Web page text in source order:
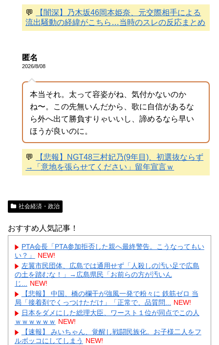
💬
【闇深】乃木坂46岡本姫奈、元交際相手による
流出騒動の経緯がこちら…当時のスレの反応まとめ
匿名
2026/8/08
本当それ。太って容姿がね、気付かないのか
ね〜。この先無いんだから、歌に自信があるな
ら外へ出て勝負すりゃいいし、諦めるなら早い
ほうが良いのに。
💬
【悲報】NGT48三村妃乃(9年目)、初選抜ならず
→「意地を張らせてください」留年宣言ｗ
社会経済・政治
おすすめ人気記事！
PTA会長「PTA参加拒否した親へ最終警告。こうなってもい
い？」
NEW!
左翼市民団体、広島では通用せず「人殺しの汚い足で広島
の土を踏むな！」→広島県民「お前らの方が汚いん
じ...
NEW!
【悲報】 中国、橋の欄干が強風一発で粉々に 鉄筋ゼロ 当
局「接着剤でくっつけただけ」「正常で、品質問...
NEW!
日本をダメにした総理大臣、ワースト１位が同点でこの人
ｗｗｗｗｗｗ NEW!
【速報】 みいちゃん、覚醒し戦闘民族化。お子様二人をフ
ルボッコにしてしまう NEW!